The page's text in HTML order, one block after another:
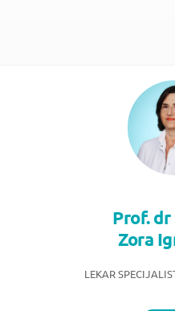
Prof. dr
Zora
LEKAR